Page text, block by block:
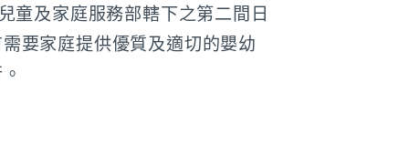
童及家庭服務部轄下之第二間日
要家庭提供優質及適切的嬰幼